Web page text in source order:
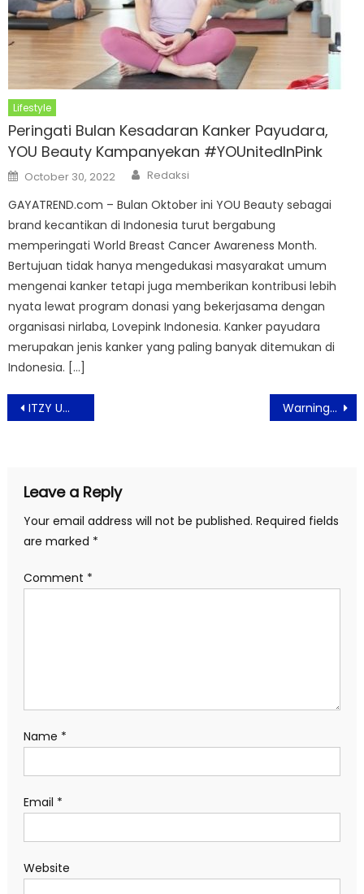
Lifestyle
Peringati Bulan Kesadaran Kanker Payudara,
YOU Beauty Kampanyekan #YOUnitedInPink
Posted
on
October 30, 2022 Author
Redaksi
GAYATREND.com – Bulan Oktober ini YOU Beauty sebagai
brand kecantikan di Indonesia turut bergabung
memperingati World Breast Cancer Awareness Month.
Bertujuan tidak hanya mengedukasi masyarakat umum
mengenai kanker tetapi juga memberikan kontribusi lebih
nyata lewat program donasi yang bekerjasama dengan
organisasi nirlaba, Lovepink Indonesia. Kanker payudara
merupakan jenis kanker yang paling banyak ditemukan di
Indonesia. […]
Post
navigation
ITZY Umumkan Sabagai Brand Ambassador Global Terbaru Charles & Keith Warning Flashing Light Untuk Penderita Epilepsi dan Anak-anak Nonton Film Pengabdi Setan 2
Leave a Reply
Your email address will not be published. Required fields
are marked *
Comment *
Name *
Email *
Website